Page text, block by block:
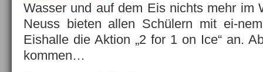
Wasser und auf dem Eis nichts mehr im
Neuss bieten allen Schülern mit ei-
Eishalle die Aktion „2 for 1 on Ice“ an.
kommen…